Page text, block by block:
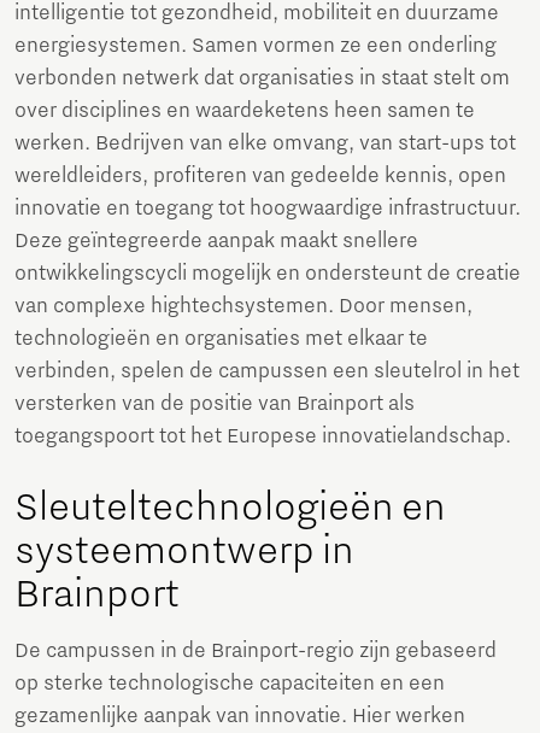
intelligentie tot gezondheid, mobiliteit en duurzame
energiesystemen. Samen vormen ze een onderling
verbonden netwerk dat organisaties in staat stelt om
over disciplines en waardeketens heen samen te
werken. Bedrijven van elke omvang, van start-ups tot
wereldleiders, profiteren van gedeelde kennis, open
innovatie en toegang tot hoogwaardige infrastructuur.
Deze geïntegreerde aanpak maakt snellere
ontwikkelingscycli mogelijk en ondersteunt de creatie
van complexe hightechsystemen. Door mensen,
technologieën en organisaties met elkaar te
verbinden, spelen de campussen een sleutelrol in het
versterken van de positie van Brainport als
toegangspoort tot het Europese innovatielandschap.
Sleuteltechnologieën en
systeemontwerp in
Brainport
De campussen in de Brainport-regio zijn gebaseerd
op sterke technologische capaciteiten en een
gezamenlijke aanpak van innovatie. Hier werken